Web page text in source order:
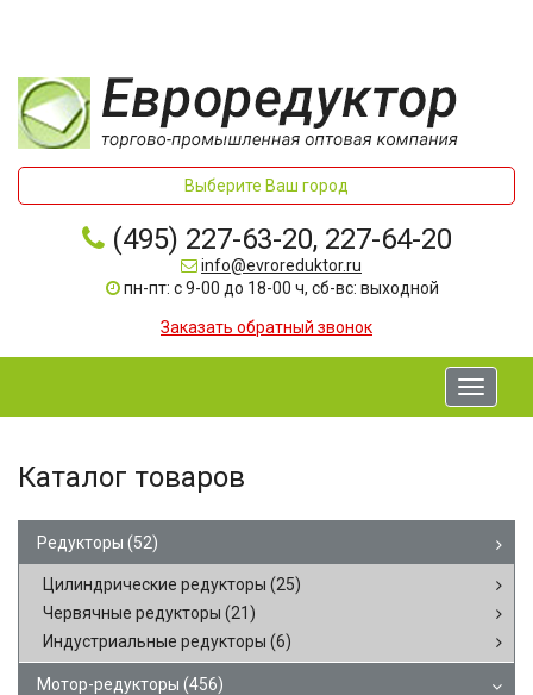
Выберите Ваш город
(495) 227-63-20, 227-64-20
info@evroreduktor.ru
пн-пт: с 9-00 до 18-00 ч, сб-вс: выходной
Заказать обратный звонок
Toggle
Каталог товаров
Редукторы (52)
Цилиндрические редукторы (25)
Червячные редукторы (21)
Индустриальные редукторы (6)
Мотор-редукторы (456)